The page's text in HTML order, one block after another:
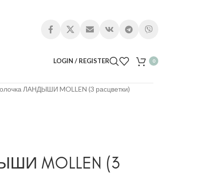
LOGIN / REGISTER 0
ЛАНДЫШИ MOLLEN (3 расцветки)
MOLLEN (3